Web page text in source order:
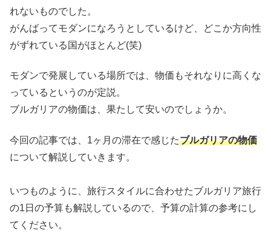
れないものでした。
がんばってモダンになろうとしているけど、どこか方向性
がずれている国がほとんど(笑)
モダンで発展している場所では、物価もそれなりに高くな
っているというのが定説。
ブルガリアの物価は、果たして安いのでしょうか。
今回の記事では、1ヶ月の滞在で感じたブルガリアの物価
について解説していきます。
いつものように、旅行スタイルに合わせたブルガリア旅行
の1日の予算も解説しているので、予算の計算の参考にし
てください。